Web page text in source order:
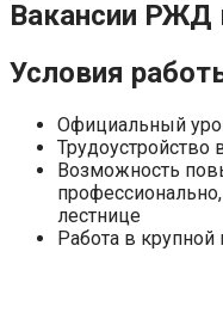
Вакансии РЖД
Условия
Официальный
Трудоустройство
Возможность
лестнице
Работа в